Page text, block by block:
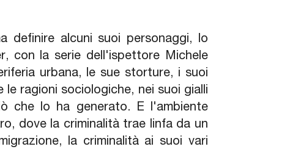
definire alcuni suoi personaggi, lo
con la serie dell'ispettore Michele
urbana, le sue storture, i suoi
ragioni sociologiche, nei suoi gialli
che lo ha generato. E l'ambiente
dove la criminalità trae linfa da un
la criminalità ai suoi vari